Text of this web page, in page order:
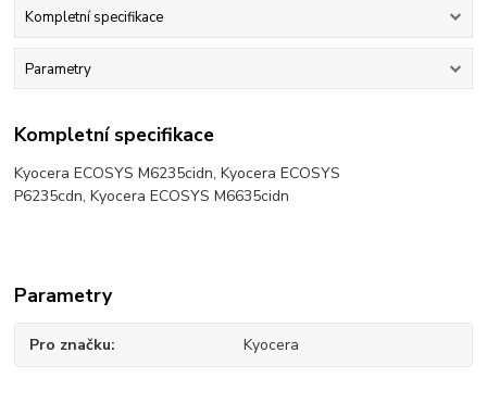
Kompletní specifikace
Parametry
Kompletní specifikace
Kyocera ECOSYS M6235cidn, Kyocera ECOSYS
P6235cdn, Kyocera ECOSYS M6635cidn
Parametry
Pro značku Kyocera